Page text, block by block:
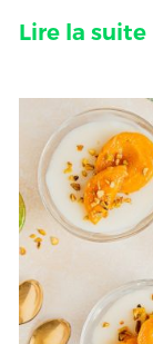
Lire la suite